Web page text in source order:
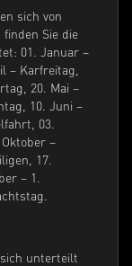
sich von
Sie die
01. Januar –
– Karfreitag,
20. Mai –
10. Juni –
03.
–
17.
– 1.
unterteilt